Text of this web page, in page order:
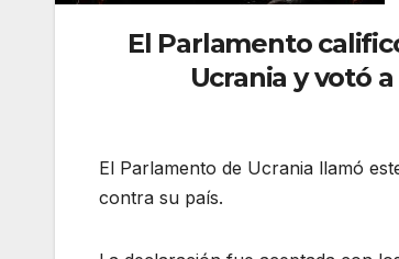
El Parlamento
Ucrania y votó
El Parlamento de Ucrania llamó
contra su país.